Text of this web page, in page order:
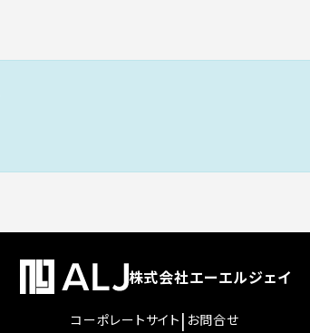
株式会社エーエルジェイ
コーポレートサイト | お問合せ